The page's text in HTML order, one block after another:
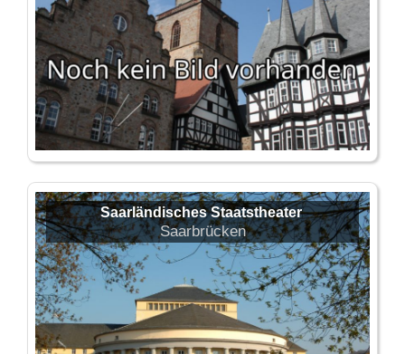
Saarländisches Staatstheater
Saarbrücken